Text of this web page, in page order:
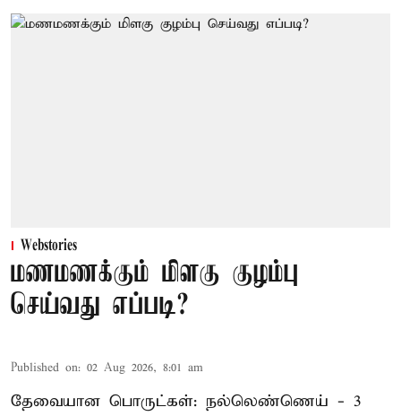
Webstories
மணமணக்கும் மிளகு குழம்பு
செய்வது எப்படி?
Published on: 02 Aug 2026, 8:01 am
தேவையான பொருட்கள்: நல்லெண்ணெய் - 3